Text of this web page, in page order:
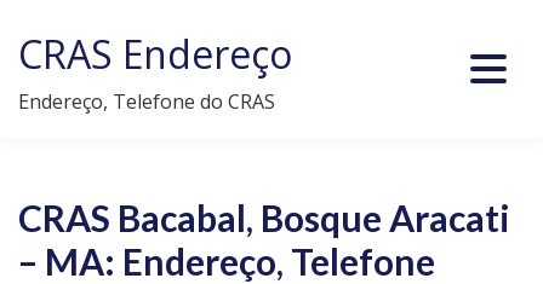
content
CRAS Endereço
Endereço, Telefone do CRAS
CRAS Bacabal, Bosque Aracati
– MA: Endereço, Telefone